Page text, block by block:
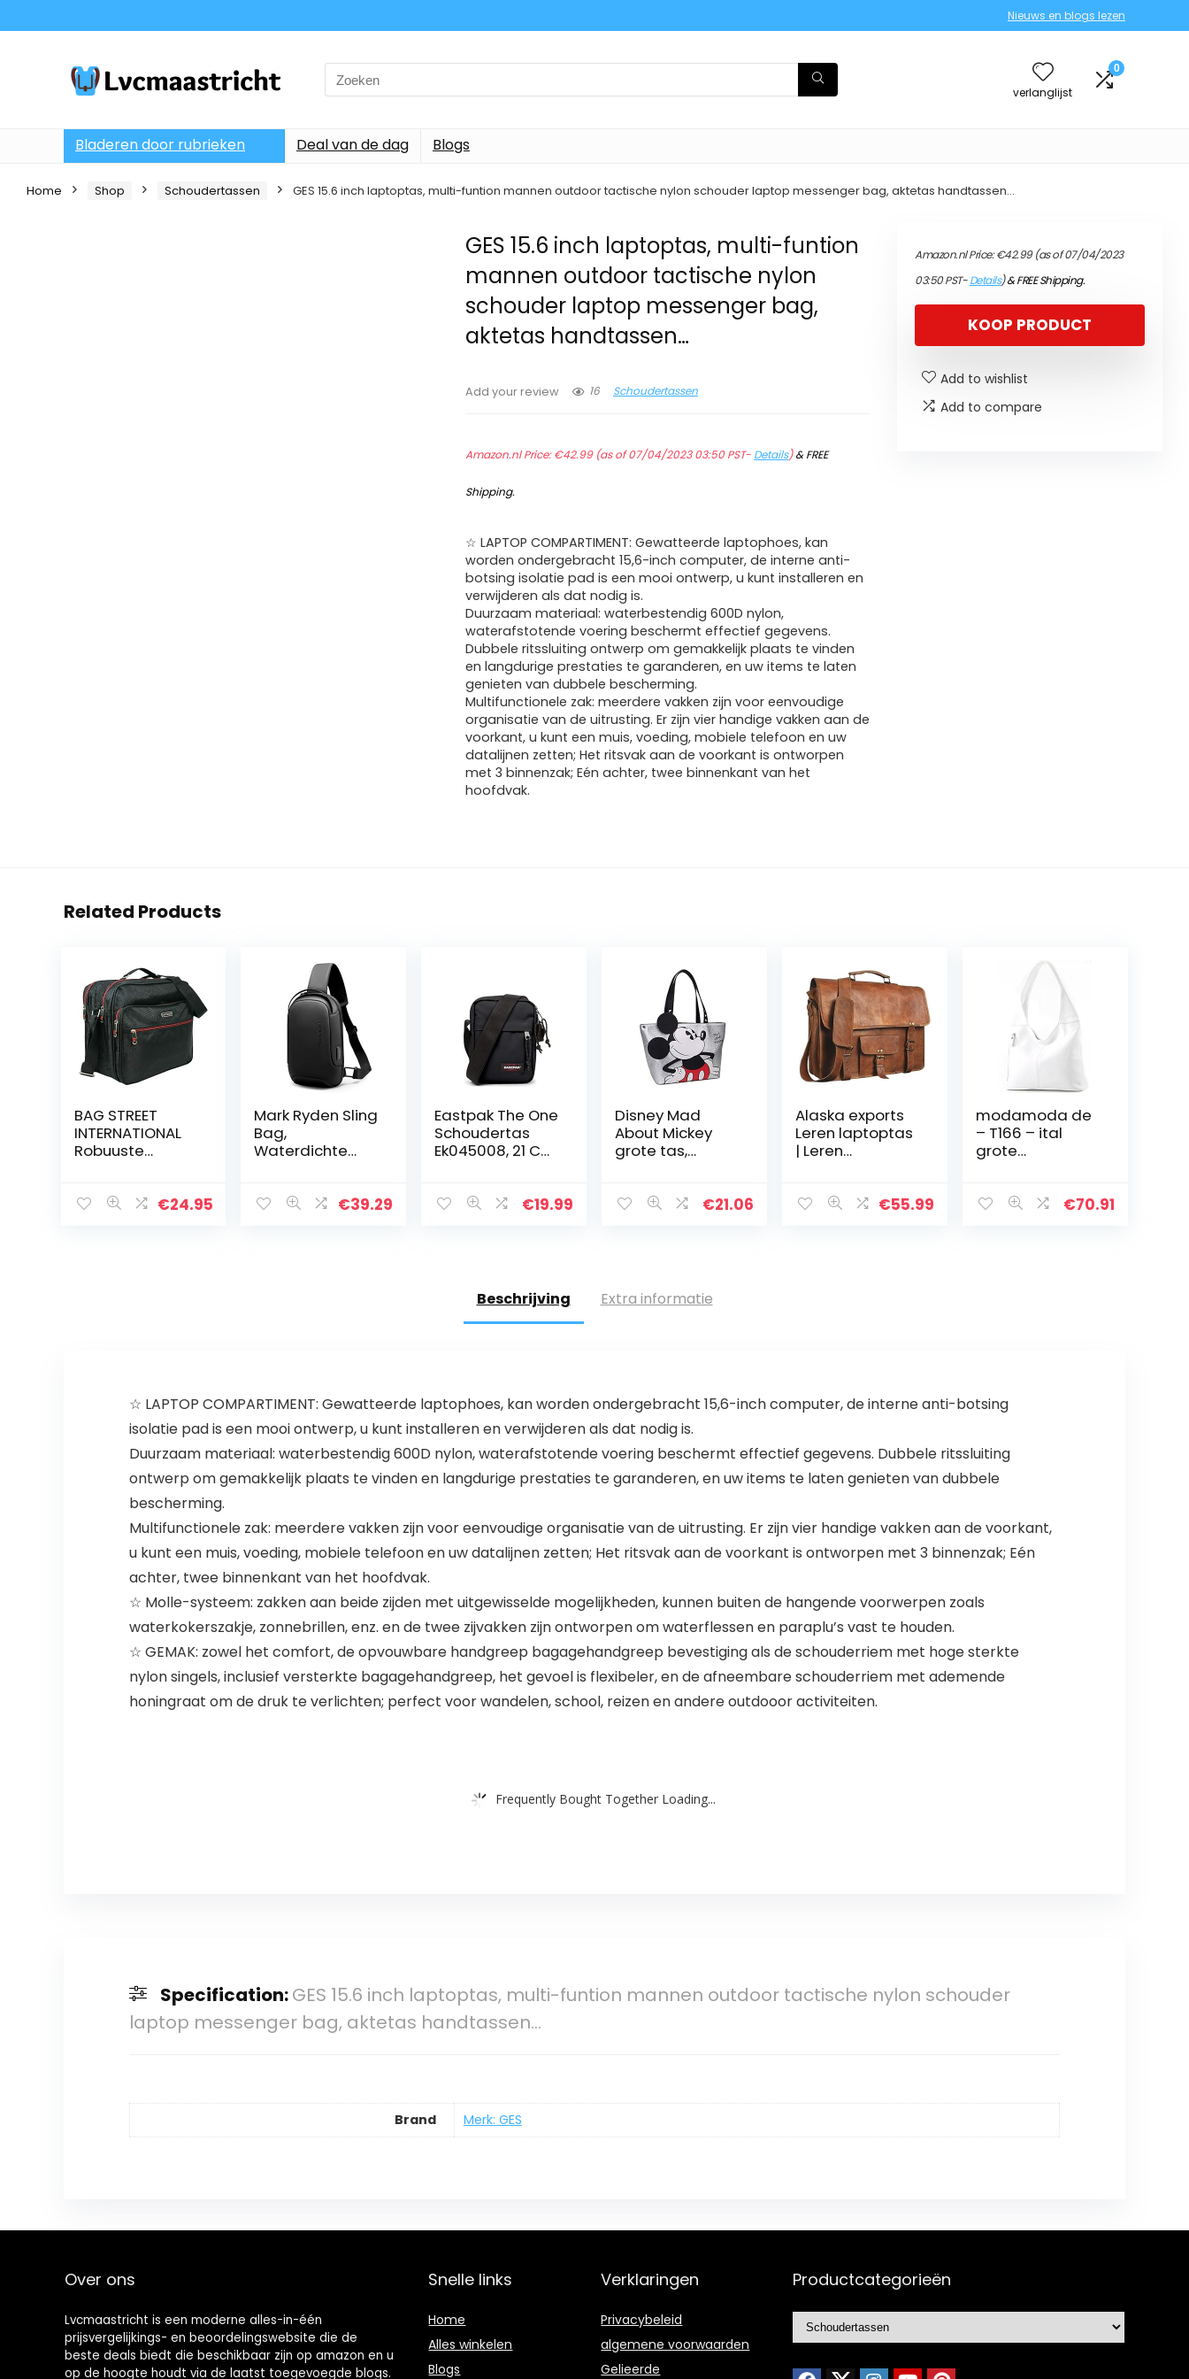
Nieuws en blogs lezen
Search
for:
verlanglijst
0
Bladeren door rubrieken Deal van de dag Blogs
Home Shop Schoudertassen GES 15.6 inch laptoptas, multi-funtion mannen outdoor tactische nylon schouder laptop messenger bag, aktetas handtassen…
GES 15.6 inch laptoptas, multi-funtion
mannen outdoor tactische nylon
schouder laptop messenger bag,
aktetas handtassen…
Add your review 16 Schoudertassen
Amazon.nl Price:€42.99(as of 07/04/2023 03:50 PST- Details)&FREE
Shipping.
☆ LAPTOP COMPARTIMENT: Gewatteerde laptophoes, kan
worden ondergebracht 15,6-inch computer, de interne anti-
botsing isolatie pad is een mooi ontwerp, u kunt installeren en
verwijderen als dat nodig is.
Duurzaam materiaal: waterbestendig 600D nylon,
waterafstotende voering beschermt effectief gegevens.
Dubbele ritssluiting ontwerp om gemakkelijk plaats te vinden
en langdurige prestaties te garanderen, en uw items te laten
genieten van dubbele bescherming.
Multifunctionele zak: meerdere vakken zijn voor eenvoudige
organisatie van de uitrusting. Er zijn vier handige vakken aan de
voorkant, u kunt een muis, voeding, mobiele telefoon en uw
datalijnen zetten; Het ritsvak aan de voorkant is ontworpen
met 3 binnenzak; Eén achter, twee binnenkant van het
hoofdvak.
Amazon.nl Price:€42.99(as of 07/04/2023
03:50 PST-Details)&FREE Shipping.
KOOP PRODUCT
Add to wishlist
Add to compare
Related Products
BAG STREET
INTERNATIONAL
Robuuste
mannen |
€24.95
Mark Ryden Sling
Bag,
Waterdichte
Rugzak met USB
€39.29
Eastpak The One
Schoudertas
Ek045008, 21 Cm,
€19.99
Disney Mad
About Mickey
grote tas,
duurzaam, Dim
€21.06
Alaska exports
Leren laptoptas
| Leren
vrouwen |
€55.99
modamoda de
– T166 – ital
grote
€70.91
Beschrijving Extra informatie
☆ LAPTOP COMPARTIMENT: Gewatteerde laptophoes, kan worden ondergebracht 15,6-inch computer, de interne anti-botsing
isolatie pad is een mooi ontwerp, u kunt installeren en verwijderen als dat nodig is.
Duurzaam materiaal: waterbestendig 600D nylon, waterafstotende voering beschermt effectief gegevens. Dubbele ritssluiting
ontwerp om gemakkelijk plaats te vinden en langdurige prestaties te garanderen, en uw items te laten genieten van dubbele
bescherming.
Multifunctionele zak: meerdere vakken zijn voor eenvoudige organisatie van de uitrusting. Er zijn vier handige vakken aan de voorkant,
u kunt een muis, voeding, mobiele telefoon en uw datalijnen zetten; Het ritsvak aan de voorkant is ontworpen met 3 binnenzak; Eén
achter, twee binnenkant van het hoofdvak.
☆ Molle-systeem: zakken aan beide zijden met uitgewisselde mogelijkheden, kunnen buiten de hangende voorwerpen zoals
waterkokerszakje, zonnebrillen, enz. en de twee zijvakken zijn ontworpen om waterflessen en paraplu’s vast te houden.
☆ GEMAK: zowel het comfort, de opvouwbare handgreep bagagehandgreep bevestiging als de schouderriem met hoge sterkte
nylon singels, inclusief versterkte bagagehandgreep, het gevoel is flexibeler, en de afneembare schouderriem met ademende
honingraat om de druk te verlichten; perfect voor wandelen, school, reizen en andere outdooor activiteiten.
Frequently Bought Together Loading...
Specification:GES 15.6 inch laptoptas, multi-funtion mannen outdoor tactische nylon schouder
laptop messenger bag, aktetas handtassen…
Brand Merk: GES
Over ons
Lvcmaastricht is een moderne alles-in-één
prijsvergelijkings- en beoordelingswebsite die de
beste deals biedt die beschikbaar zijn op amazon en u
op de hoogte houdt via de laatst toegevoegde blogs.
Snelle links
Home
Alles winkelen
Blogs
Verklaringen
Privacybeleid
algemene voorwaarden
Gelieerde
Productcategorieën